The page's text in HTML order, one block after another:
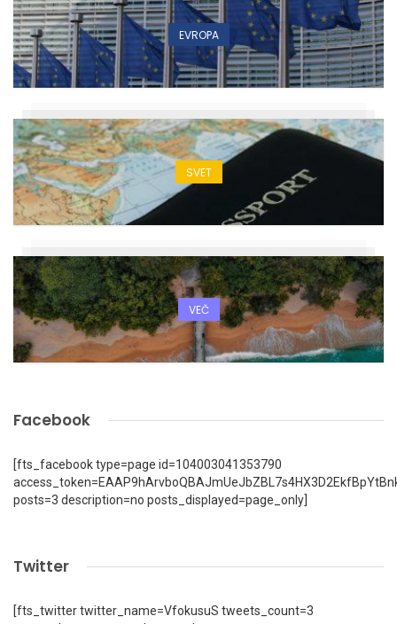
EVROPA
SVET
VEČ
Facebook
[fts_facebook type=page id=104003041353790
posts=3 description=no posts_displayed=page_only]
Twitter
[fts_twitter twitter_name=VfokusuS tweets_count=3